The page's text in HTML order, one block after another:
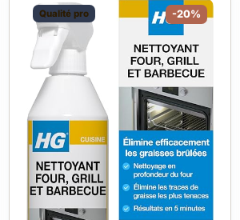
Qualité pro -20%